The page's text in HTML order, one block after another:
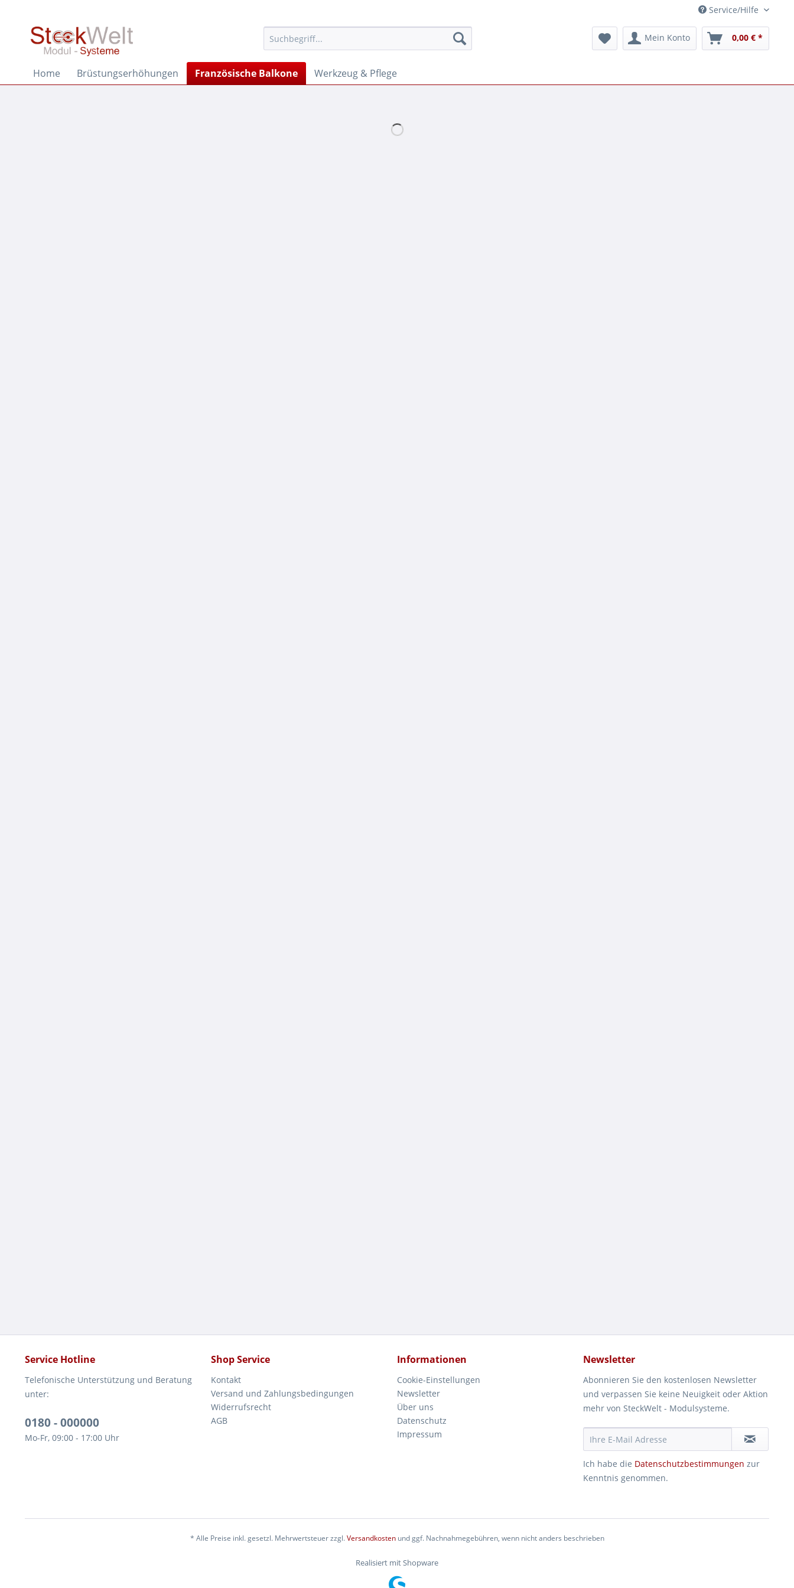
Service/Hilfe
Mein Konto 0,00 € *
Home Brüstungserhöhungen Französische Balkone Werkzeug & Pflege
Service Hotline
Telefonische Unterstützung und Beratung
unter:
0180 - 000000
Mo-Fr, 09:00 - 17:00 Uhr
Shop Service
Kontakt
Versand und Zahlungsbedingungen
Widerrufsrecht
AGB
Informationen
Cookie-Einstellungen
Newsletter
Über uns
Datenschutz
Impressum
Newsletter
Abonnieren Sie den kostenlosen Newsletter
und verpassen Sie keine Neuigkeit oder Aktion
mehr von SteckWelt - Modulsysteme.
Ich habe die Datenschutzbestimmungen zur
Kenntnis genommen.
* Alle Preise inkl. gesetzl. Mehrwertsteuer zzgl.Versandkostenund ggf. Nachnahmegebühren, wenn nicht anders beschrieben
Realisiert mit Shopware